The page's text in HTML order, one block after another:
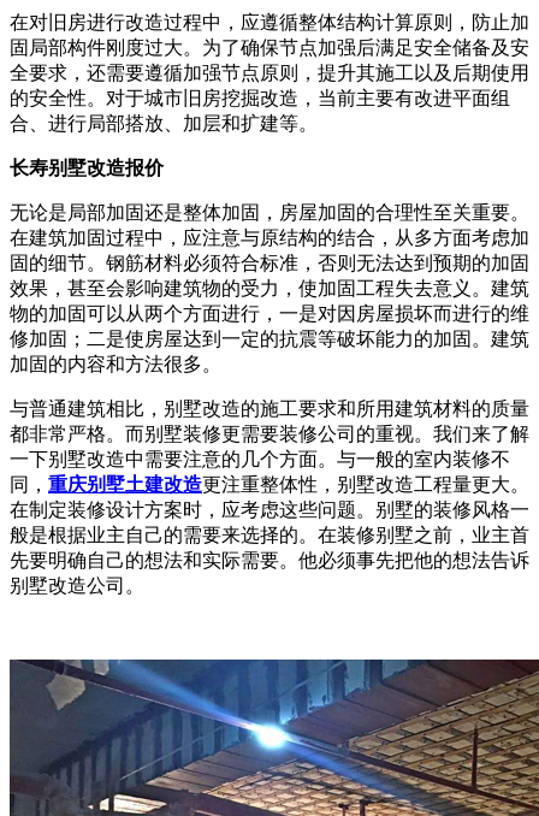
在对旧房进行改造过程中，应遵循整体结构计算原则，防止加
固局部构件刚度过大。为了确保节点加强后满足安全储备及安
全要求，还需要遵循加强节点原则，提升其施工以及后期使用
的安全性。对于城市旧房挖掘改造，当前主要有改进平面组
合、进行局部搭放、加层和扩建等。
长寿别墅改造报价
无论是局部加固还是整体加固，房屋加固的合理性至关重要。
在建筑加固过程中，应注意与原结构的结合，从多方面考虑加
固的细节。钢筋材料必须符合标准，否则无法达到预期的加固
效果，甚至会影响建筑物的受力，使加固工程失去意义。建筑
物的加固可以从两个方面进行，一是对因房屋损坏而进行的维
修加固；二是使房屋达到一定的抗震等破坏能力的加固。建筑
加固的内容和方法很多。
与普通建筑相比，别墅改造的施工要求和所用建筑材料的质量
都非常严格。而别墅装修更需要装修公司的重视。我们来了解
一下别墅改造中需要注意的几个方面。与一般的室内装修不
同， 重庆别墅土建改造更注重整体性，别墅改造工程量更大。
在制定装修设计方案时，应考虑这些问题。别墅的装修风格一
般是根据业主自己的需要来选择的。在装修别墅之前，业主首
先要明确自己的想法和实际需要。他必须事先把他的想法告诉
别墅改造公司。